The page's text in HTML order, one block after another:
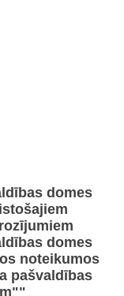
domes
domes
noteikumos
pašvaldības